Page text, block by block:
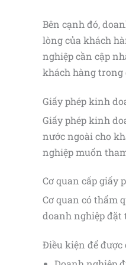
Bên cạnh đó,
lòng của khách
nghiệp cần cập
khách hàng
Giấy phép kinh
Giấy phép kinh
nước ngoài cho
nghiệp muốn
Cơ quan cấp giấy
Cơ quan có thẩm
doanh nghiệp đặt
Điều kiện để được